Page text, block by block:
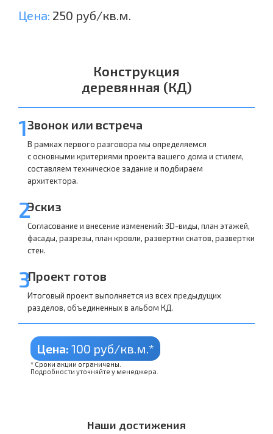
Цена: 250 руб/кв.м.
Конструкция
деревянная (КД)
1Звонок или встреча
В рамках первого разговора мы определяемся
с основными критериями проекта вашего дома и стилем,
составляем техническое задание и подбираем
архитектора.
2Эскиз
Согласование и внесение изменений: 3D-виды, план этажей,
фасады, разрезы, план кровли, развертки скатов, развертки
стен.
3Проект готов
Итоговый проект выполняется из всех предыдущих
разделов, объединенных в альбом КД.
Цена: 100 руб/кв.м.*
* Сроки акции ограничены.
Подробности уточняйте у менеджера.
Наши достижения